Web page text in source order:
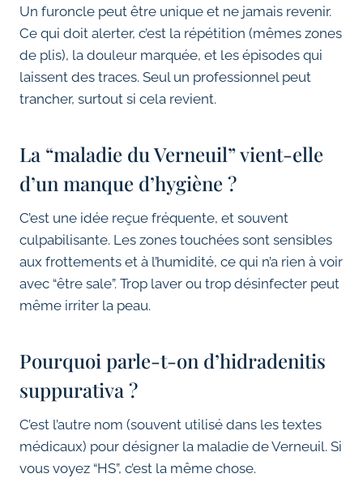
Un furoncle peut être unique et ne jamais revenir.
Ce qui doit alerter, c’est la répétition (mêmes zones
de plis), la douleur marquée, et les épisodes qui
laissent des traces. Seul un professionnel peut
trancher, surtout si cela revient.
La “maladie du Verneuil” vient-elle
d’un manque d’hygiène ?
C’est une idée reçue fréquente, et souvent
culpabilisante. Les zones touchées sont sensibles
aux frottements et à l’humidité, ce qui n’a rien à voir
avec “être sale”. Trop laver ou trop désinfecter peut
même irriter la peau.
Pourquoi parle-t-on d’hidradenitis
suppurativa ?
C’est l’autre nom (souvent utilisé dans les textes
médicaux) pour désigner la maladie de Verneuil. Si
vous voyez “HS”, c’est la même chose.